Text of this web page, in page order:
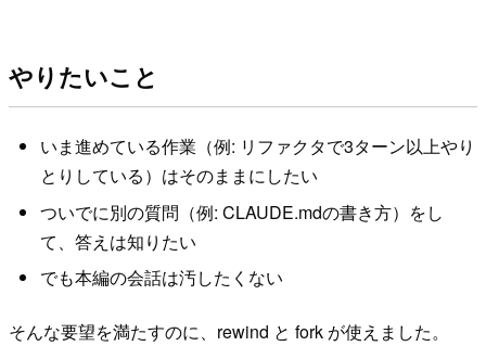
やりたいこと
いま進めている作業（例: リファクタで3ターン以上やり
とりしている）はそのままにしたい
ついでに別の質問（例: CLAUDE.mdの書き方）をし
て、答えは知りたい
でも本編の会話は汚したくない
そんな要望を満たすのに、rewind と fork が使えました。